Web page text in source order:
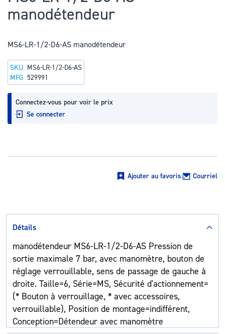
début
la
d’images
manodétendeur
MS6-LR-1/2-D6-AS manodétendeur
Connectez-vous pour voir le prix
Se connecter
SKU MS6-LR-1/2-D6-AS
MFG 529991
Ajouter au favoris Courriel
Détails
manodétendeur MS6-LR-1/2-D6-AS Pression de
sortie maximale 7 bar, avec manomètre, bouton de
réglage verrouillable, sens de passage de gauche à
droite. Taille=6, Série=MS, Sécurité d'actionnement=
(* Bouton à verrouillage, * avec accessoires,
verrouillable), Position de montage=indifférent,
Conception=Détendeur avec manomètre